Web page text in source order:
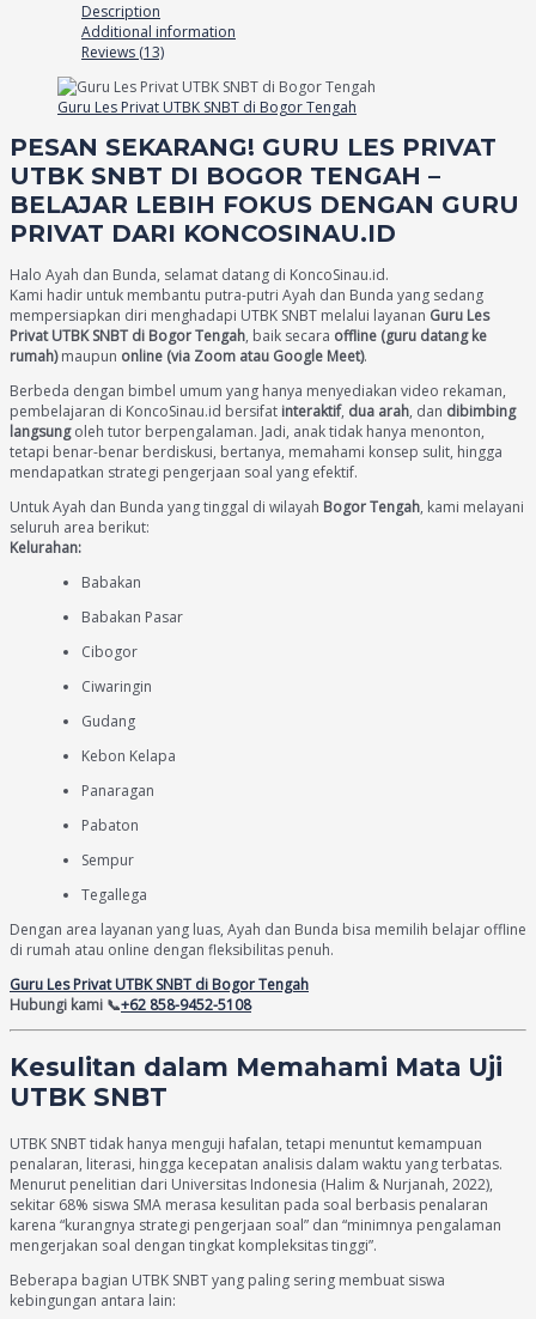
Description
Additional information
Reviews (13)
Guru Les Privat UTBK SNBT di Bogor Tengah
PESAN SEKARANG! GURU LES PRIVAT
UTBK SNBT DI BOGOR TENGAH –
BELAJAR LEBIH FOKUS DENGAN GURU
PRIVAT DARI KONCOSINAU.ID
Halo Ayah dan Bunda, selamat datang di KoncoSinau.id.
Kami hadir untuk membantu putra-putri Ayah dan Bunda yang sedang
mempersiapkan diri menghadapi UTBK SNBT melalui layanan Guru Les
Privat UTBK SNBT di Bogor Tengah, baik secara offline (guru datang ke
rumah)maupun online (via Zoom atau Google Meet).
Berbeda dengan bimbel umum yang hanya menyediakan video rekaman,
pembelajaran di KoncoSinau.id bersifat interaktif, dua arah, dan dibimbing
langsungoleh tutor berpengalaman. Jadi, anak tidak hanya menonton,
tetapi benar-benar berdiskusi, bertanya, memahami konsep sulit, hingga
mendapatkan strategi pengerjaan soal yang efektif.
Untuk Ayah dan Bunda yang tinggal di wilayah Bogor Tengah, kami melayani
seluruh area berikut:
Kelurahan:
Babakan
Babakan Pasar
Cibogor
Ciwaringin
Gudang
Kebon Kelapa
Panaragan
Pabaton
Sempur
Tegallega
Dengan area layanan yang luas, Ayah dan Bunda bisa memilih belajar offline
di rumah atau online dengan fleksibilitas penuh.
Guru Les Privat UTBK SNBT di Bogor Tengah
Hubungi kami 📞+62 858-9452-5108
Kesulitan dalam Memahami Mata Uji
UTBK SNBT
UTBK SNBT tidak hanya menguji hafalan, tetapi menuntut kemampuan
penalaran, literasi, hingga kecepatan analisis dalam waktu yang terbatas.
Menurut penelitian dari Universitas Indonesia (Halim & Nurjanah, 2022),
sekitar 68% siswa SMA merasa kesulitan pada soal berbasis penalaran
karena “kurangnya strategi pengerjaan soal” dan “minimnya pengalaman
mengerjakan soal dengan tingkat kompleksitas tinggi”.
Beberapa bagian UTBK SNBT yang paling sering membuat siswa
kebingungan antara lain: